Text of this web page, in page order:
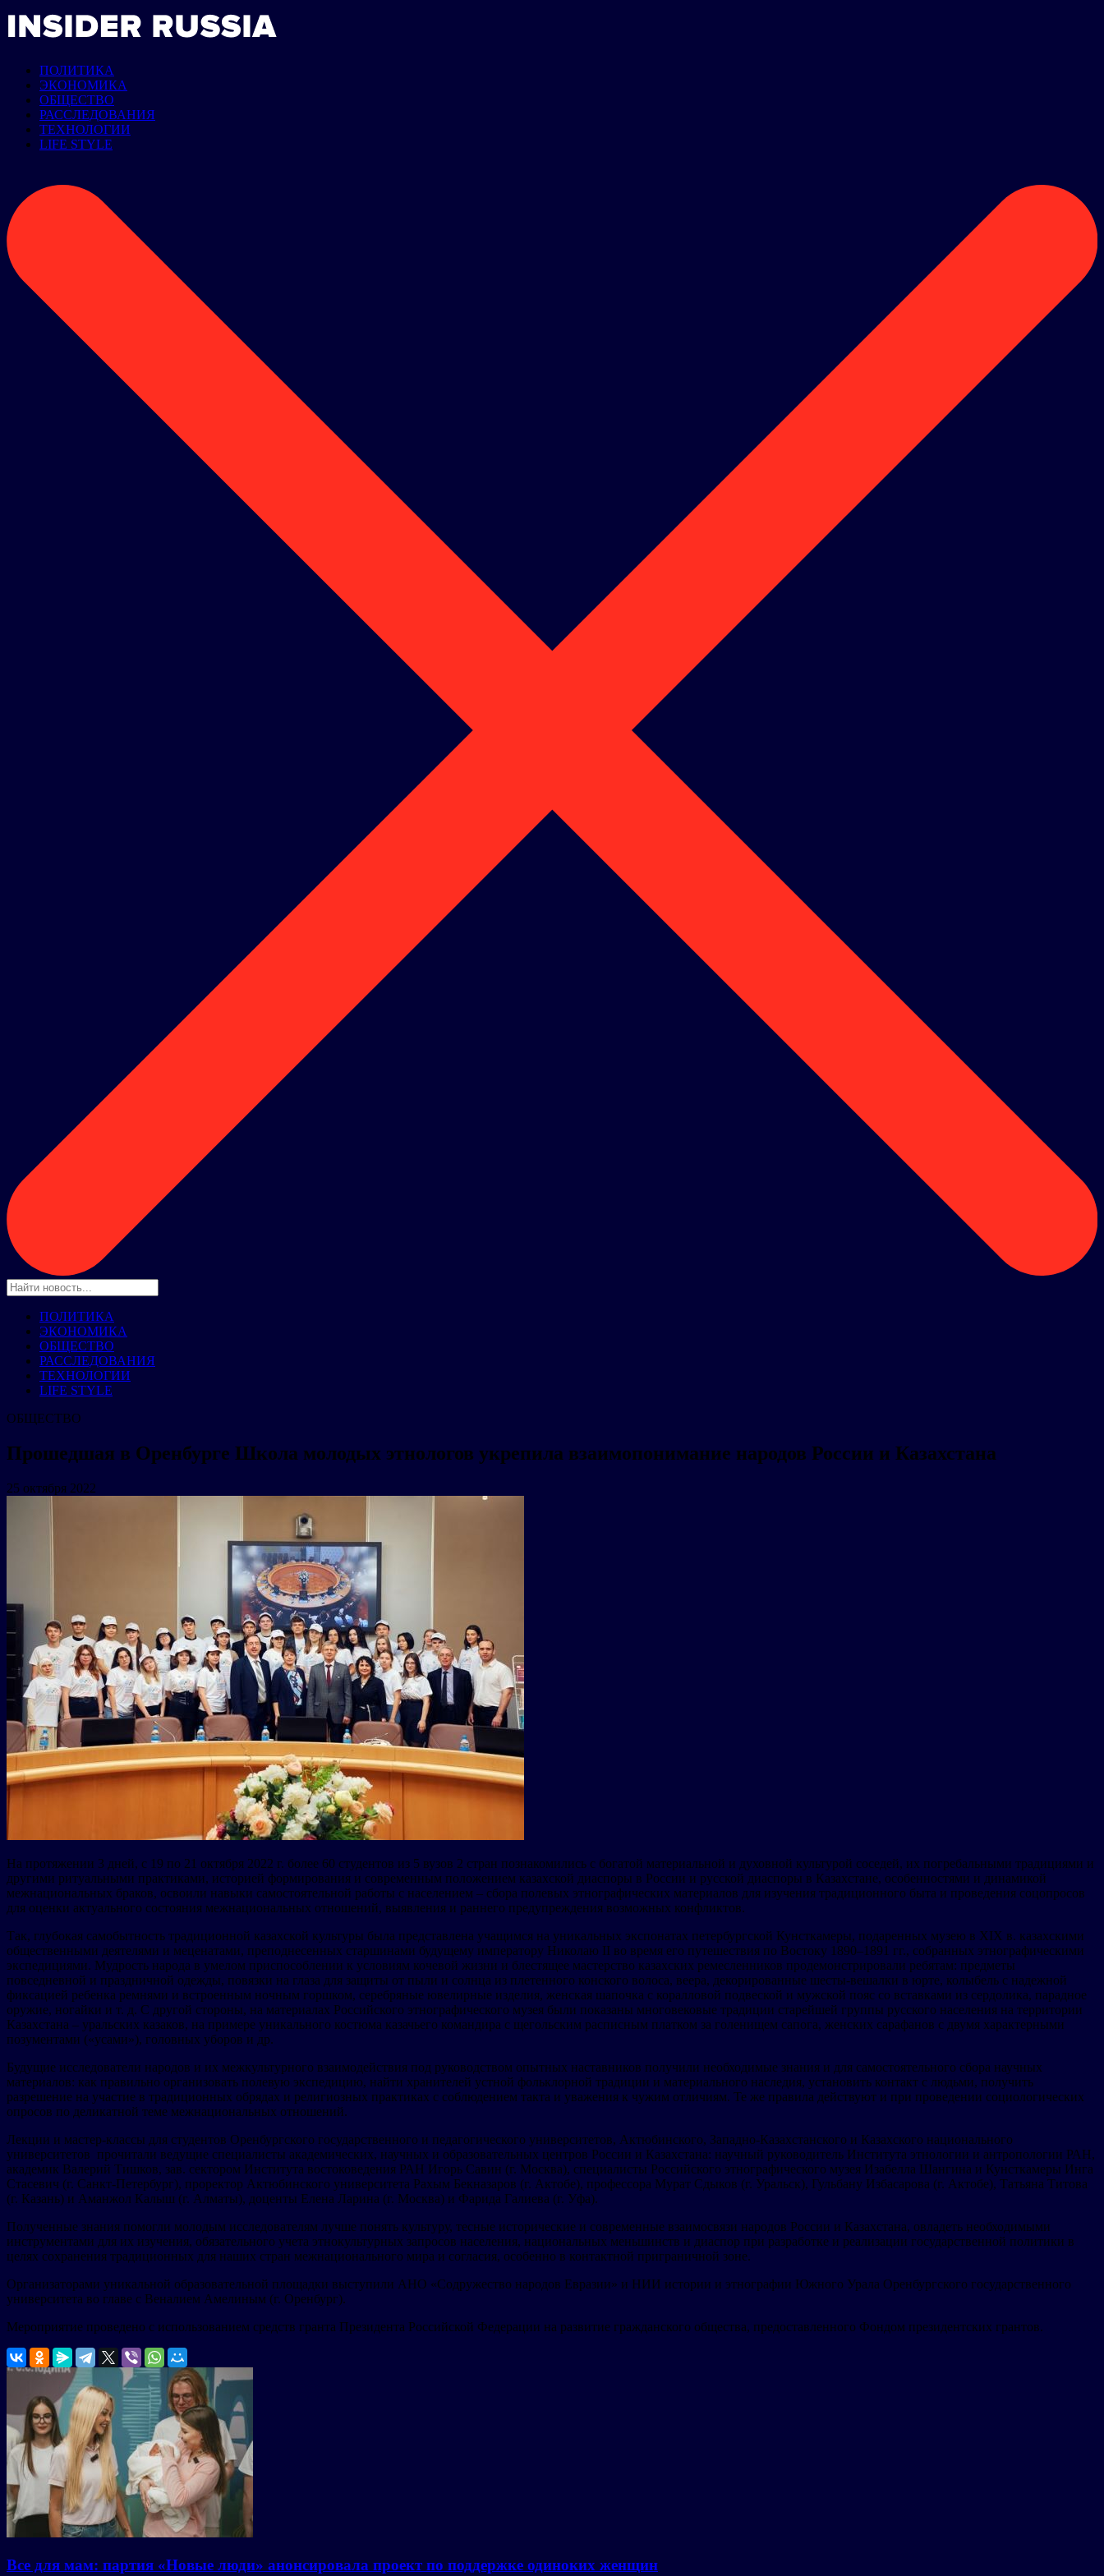
ПОЛИТИКА
ЭКОНОМИКА
ОБЩЕСТВО
РАССЛЕДОВАНИЯ
ТЕХНОЛОГИИ
LIFE STYLE
ПОЛИТИКА
ЭКОНОМИКА
ОБЩЕСТВО
РАССЛЕДОВАНИЯ
ТЕХНОЛОГИИ
LIFE STYLE
ОБЩЕСТВО
Прошедшая в Оренбурге Школа молодых этнологов укрепила взаимопонимание народов России и Казахстана
25 октября 2022
На протяжении 3 дней, с 19 по 21 октября 2022 г. более 60 студентов из 5 вузов 2 стран познакомились с богатой материальной и духовной культурой соседей, их погребальными традициями и
другими ритуальными практиками, историей формирования и современным положением казахской диаспоры в России и русской диаспоры в Казахстане, особенностями и динамикой
межнациональных браков, освоили навыки самостоятельной работы с населением – сбора полевых этнографических материалов для изучения традиционного быта и проведения соцопросов
для оценки актуального состояния межнациональных отношений, выявления и раннего предупреждения возможных конфликтов.
Так, глубокая самобытность традиционной казахской культуры была представлена учащимся на уникальных экспонатах петербургской Кунсткамеры, подаренных музею в XIX в. казахскими
общественными деятелями и меценатами, преподнесенных старшинами будущему императору Николаю II во время его путешествия по Востоку 1890–1891 гг., собранных этнографическими
экспедициями. Мудрость народа в умелом приспособлении к условиям кочевой жизни и блестящее мастерство казахских ремесленников продемонстрировали ребятам: предметы
повседневной и праздничной одежды, повязки на глаза для защиты от пыли и солнца из плетенного конского волоса, веера, декорированные шесты-вешалки в юрте, колыбель с надежной
фиксацией ребенка ремнями и встроенным ночным горшком, серебряные ювелирные изделия, женская шапочка с коралловой подвеской и мужской пояс со вставками из сердолика, парадное
оружие, ногайки и т. д. С другой стороны, на материалах Российского этнографического музея были показаны многовековые традиции старейшей группы русского населения на территории
Казахстана – уральских казаков, на примере уникального костюма казачьего командира с щегольским расписным платком за голенищем сапога, женских сарафанов с двумя характерными
позументами («усами»), головных уборов и др.
Будущие исследователи народов и их межкультурного взаимодействия под руководством опытных наставников получили необходимые знания и для самостоятельного сбора научных
материалов: как правильно организовать полевую экспедицию, найти хранителей устной фольклорной традиции и материального наследия, установить контакт с людьми, получить
разрешение на участие в традиционных обрядах и религиозных практиках с соблюдением такта и уважения к чужим отличиям. Те же правила действуют и при проведении социологических
опросов по деликатной теме межнациональных отношений.
Лекции и мастер-классы для студентов Оренбургского государственного и педагогического университетов, Актюбинского, Западно-Казахстанского и Казахского национального
университетов прочитали ведущие специалисты академических, научных и образовательных центров России и Казахстана: научный руководитель Института этнологии и антропологии РАН,
академик Валерий Тишков, зав. сектором Института востоковедения РАН Игорь Савин (г. Москва), специалисты Российского этнографического музея Изабелла Шангина и Кунсткамеры Инга
Стасевич (г. Санкт-Петербург), проректор Актюбинского университета Рахым Бекназаров (г. Актобе), профессора Мурат Сдыков (г. Уральск), Гульбану Избасарова (г. Актобе), Татьяна Титова
(г. Казань) и Аманжол Калыш (г. Алматы), доценты Елена Ларина (г. Москва) и Фарида Галиева (г. Уфа).
Полученные знания помогли молодым исследователям лучше понять культуру, тесные исторические и современные взаимосвязи народов России и Казахстана, овладеть необходимыми
инструментами для их изучения, обязательного учета этнокультурных запросов населения, национальных меньшинств и диаспор при разработке и реализации государственной политики в
целях сохранения традиционных для наших стран межнационального мира и согласия, особенно в контактной приграничной зоне.
Организаторами уникальной образовательной площадки выступили АНО «Содружество народов Евразии» и НИИ истории и этнографии Южного Урала Оренбургского государственного
университета во главе с Веналием Амелиным (г. Оренбург).
Мероприятие проведено с использованием средств гранта Президента Российской Федерации на развитие гражданского общества, предоставленного Фондом президентских грантов.
Все для мам: партия «Новые люди» анонсировала проект по поддержке одиноких женщин